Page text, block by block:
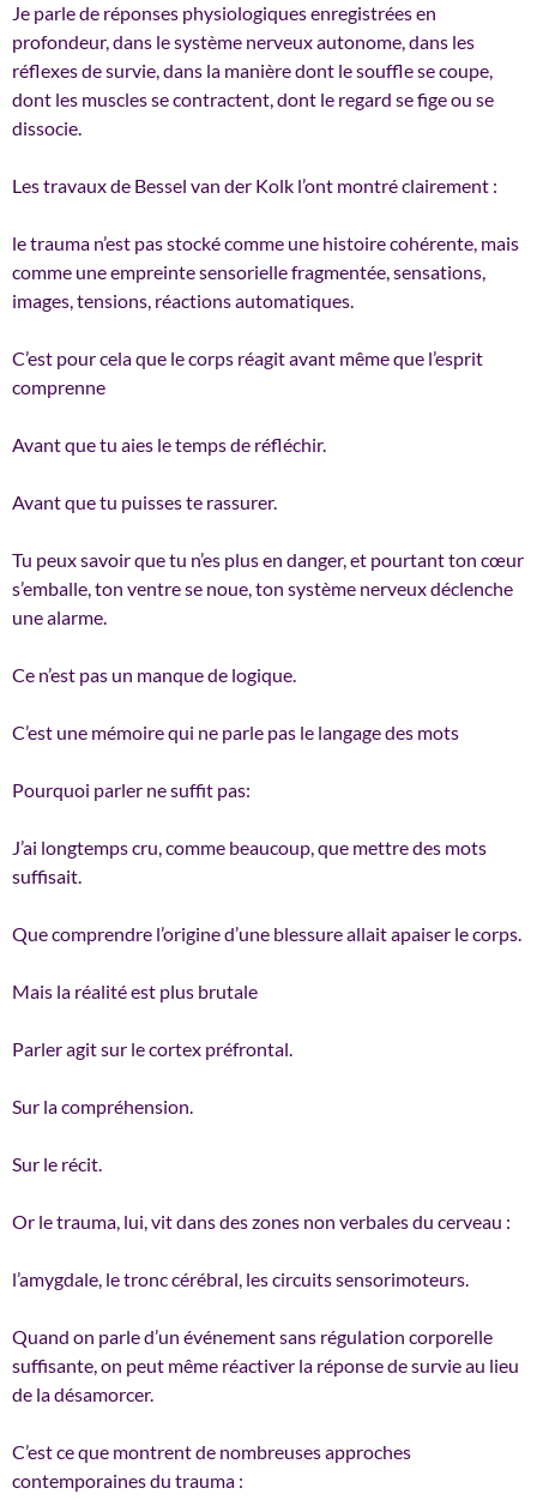
Je parle de réponses physiologiques enregistrées en
profondeur, dans le système nerveux autonome, dans les
réflexes de survie, dans la manière dont le souffle se coupe,
dont les muscles se contractent, dont le regard se fige ou se
dissocie.
Les travaux de Bessel van der Kolk l’ont montré clairement :
le trauma n’est pas stocké comme une histoire cohérente, mais
comme une empreinte sensorielle fragmentée, sensations,
images, tensions, réactions automatiques.
C’est pour cela que le corps réagit avant même que l’esprit
comprenne
Avant que tu aies le temps de réfléchir.
Avant que tu puisses te rassurer.
Tu peux savoir que tu n’es plus en danger, et pourtant ton cœur
s’emballe, ton ventre se noue, ton système nerveux déclenche
une alarme.
Ce n’est pas un manque de logique.
C’est une mémoire qui ne parle pas le langage des mots
Pourquoi parler ne suffit pas:
J’ai longtemps cru, comme beaucoup, que mettre des mots
suffisait.
Que comprendre l’origine d’une blessure allait apaiser le corps.
Mais la réalité est plus brutale
Parler agit sur le cortex préfrontal.
Sur la compréhension.
Sur le récit.
Or le trauma, lui, vit dans des zones non verbales du cerveau :
l’amygdale, le tronc cérébral, les circuits sensorimoteurs.
Quand on parle d’un événement sans régulation corporelle
suffisante, on peut même réactiver la réponse de survie au lieu
de la désamorcer.
C’est ce que montrent de nombreuses approches
contemporaines du trauma :